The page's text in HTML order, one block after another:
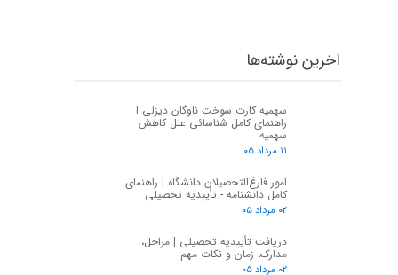
سهمیه کارت سوخت ناوگان دیزلی I
راهنمای کامل شناسائی علل کاهش
سهمیه
۱۱ مرداد ۰۵
امور فارغ‌التحصیلان دانشگاه | راهنمای
کامل دانشنامه - تأییدیه تحصیلی
۰۲ مرداد ۰۵
دریافت تأییدیه تحصیلی | مراحل،
مدارک، زمان و نکات مهم
۰۲ مرداد ۰۵
اخرین نوشته‌ها